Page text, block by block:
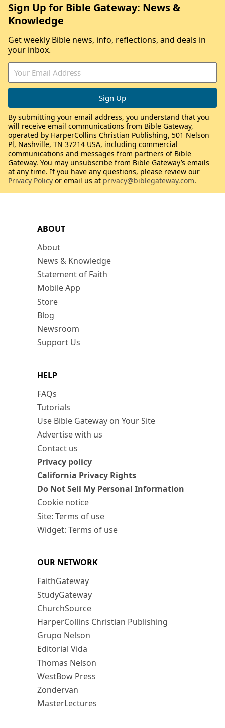
ABOUT
About
News & Knowledge
Statement of Faith
Mobile App
Store
Blog
Newsroom
Support Us
HELP
FAQs
Tutorials
Use Bible Gateway on Your Site
Advertise with us
Contact us
Privacy policy
California Privacy Rights
Do Not Sell My Personal Information
Cookie notice
Site: Terms of use
Widget: Terms of use
OUR NETWORK
FaithGateway
StudyGateway
ChurchSource
HarperCollins Christian Publishing
Grupo Nelson
Editorial Vida
Thomas Nelson
WestBow Press
Zondervan
MasterLectures
Sign Up for Bible Gateway: News &
Knowledge
Get weekly Bible news, info, reflections, and deals in
your inbox.
By submitting your email address, you understand that you
will receive email communications from Bible Gateway,
operated by HarperCollins Christian Publishing, 501 Nelson
Pl, Nashville, TN 37214 USA, including commercial
communications and messages from partners of Bible
Gateway. You may unsubscribe from Bible Gateway’s emails
at any time. If you have any questions, please review our
Privacy Policy or email us at privacy@biblegateway.com.